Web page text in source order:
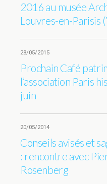
2016 au musée
Louvres-en-Parisis
28/05/2015
Prochain Café
l’association Paris
juin
20/05/2014
Conseils avisés et
: rencontre avec
Rosenberg